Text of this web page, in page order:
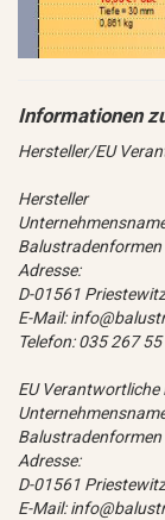
Hersteller/EU
Hersteller
Balustradenformen
Adresse:
D-01561
E-Mail:
Telefon: 035 267
EU Verantwortliche
Balustradenformen
Adresse:
D-01561
E-Mail: